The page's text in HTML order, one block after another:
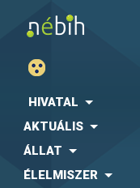
HIVATAL
AKTUÁLIS
ÁLLAT
ÉLELMISZER